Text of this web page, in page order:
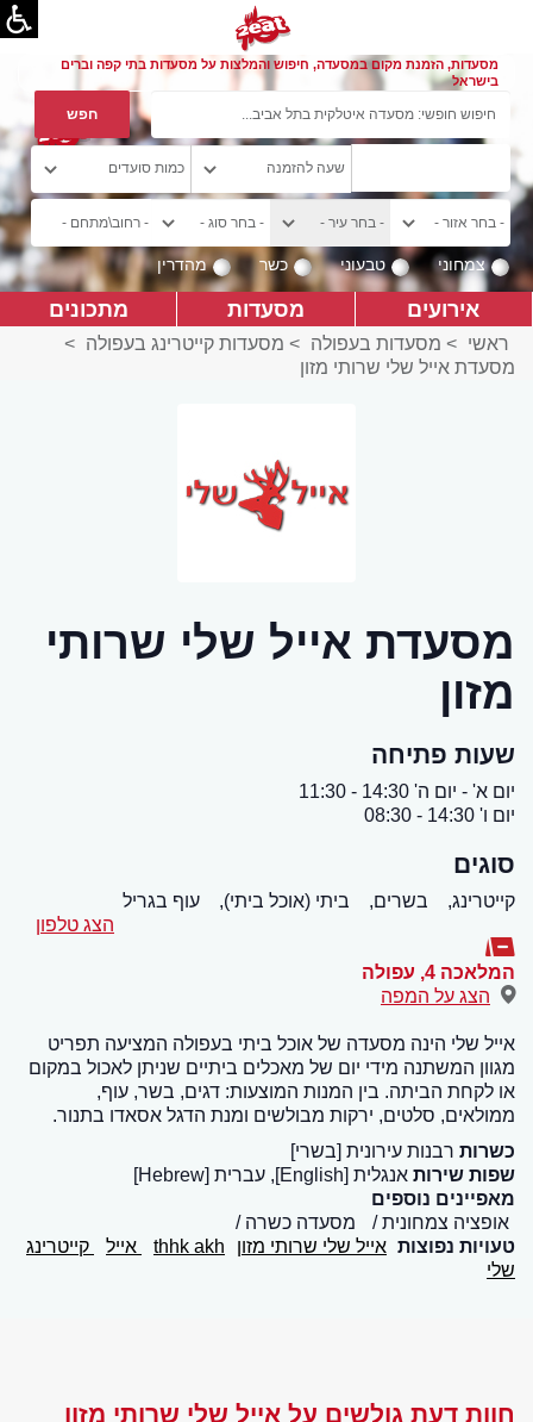
מסעדות, הזמנת מקום במסעדה, חיפוש והמלצות על מסעדות בתי קפה וברים
בישראל
צמחוני טבעוני כשר מהדרין
אירועים מסעדות מתכונים
ראשי > מסעדות בעפולה > מסעדות קייטרינג בעפולה >
מסעדת אייל שלי שרותי מזון
מסעדת אייל שלי שרותי
מזון
שעות פתיחה
יום א' - יום ה' 14:30 - 11:30
יום ו' 14:30 - 08:30
סוגים
קייטרינג, בשרים, ביתי (אוכל ביתי),
עוף בגריל
הצג טלפון
המלאכה 4 , עפולה
הצג על המפה
אייל שלי הינה מסעדה של אוכל ביתי בעפולה המציעה תפריט
מגוון המשתנה מידי יום של מאכלים ביתיים שניתן לאכול במקום
או לקחת הביתה. בין המנות המוצעות: דגים, בשר, עוף,
ממולאים, סלטים, ירקות מבולשים ומנת הדגל אסאדו בתנור.
כשרות רבנות עירונית [בשרי]
שפות שירות אנגלית [English], עברית [Hebrew]
מאפיינים נוספים
אופציה צמחונית
מסעדה כשרה
טעויות נפוצות אייל שלי שרותי מזון thhk akh אייל
קייטרינג
שלי
חוות דעת גולשים על אייל שלי שרותי מזון